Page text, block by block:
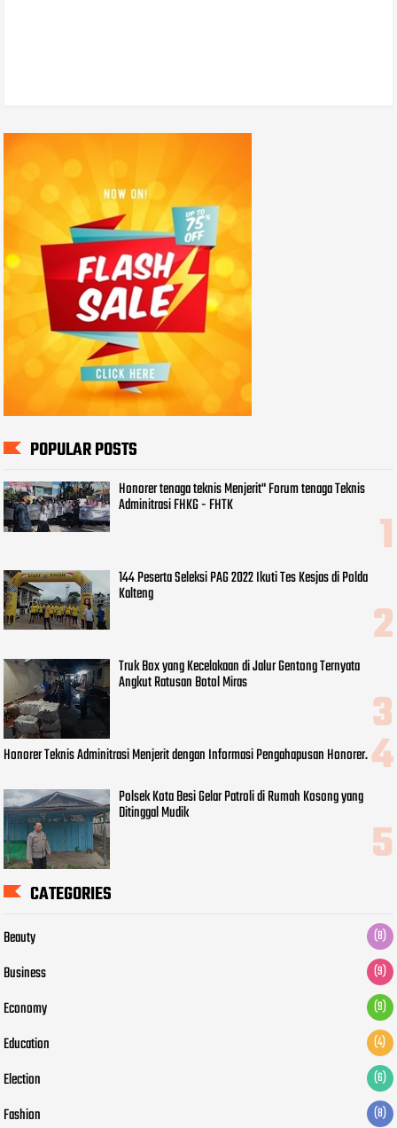
POPULAR POSTS
Honorer tenaga teknis Menjerit" Forum tenaga Teknis
Adminitrasi FHKG - FHTK
144 Peserta Seleksi PAG 2022 Ikuti Tes Kesjas di Polda
Kalteng
Truk Box yang Kecelakaan di Jalur Gentong Ternyata
Angkut Ratusan Botol Miras
Honorer Teknis Adminitrasi Menjerit dengan Informasi Pengahapusan Honorer.
Polsek Kota Besi Gelar Patroli di Rumah Kosong yang
Ditinggal Mudik
CATEGORIES
Beauty (8)
Business (9)
Economy (9)
Education (4)
Election (6)
Fashion (8)